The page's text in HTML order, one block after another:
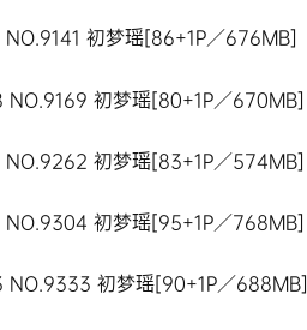
初梦瑶[86+1P／676MB]
NO.9169 初梦瑶[80+1P／670MB]
NO.9262 初梦瑶[83+1P／574MB]
NO.9304 初梦瑶[95+1P／768MB]
NO.9333 初梦瑶[90+1P／688MB]